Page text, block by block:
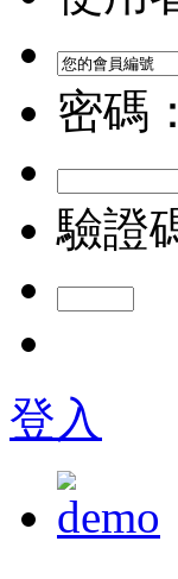
密碼：
驗證
登入